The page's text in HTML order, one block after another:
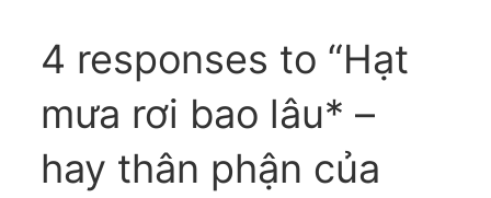
4 responses to “Hạt
mưa rơi bao lâu* –
hay thân phận của